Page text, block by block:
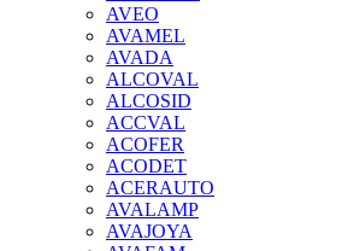
AVEO
AVAMEL
AVADA
ALCOVAL
ALCOSID
ACCVAL
ACOFER
ACODET
ACERAUTO
AVALAMP
AVAJOYA